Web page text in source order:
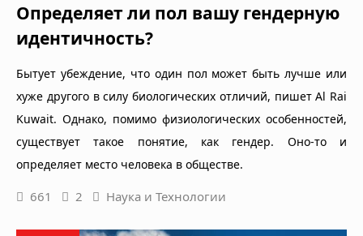
Определяет ли пол вашу гендерную
идентичность?
Бытует убеждение, что один пол может быть лучше или
хуже другого в силу биологических отличий, пишет Al Rai
Kuwait. Однако, помимо физиологических особенностей,
существует такое понятие, как гендер. Оно-то и
определяет место человека в обществе.
661 2 Наука и Технологии